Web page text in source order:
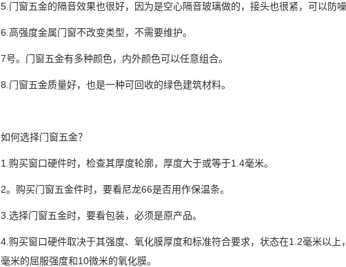
5.门窗五金的隔音效果也很好，因为是空心隔音玻璃做的，接头也很紧，可以防噪
6.高强度金属门窗不改变类型，不需要维护。
7号。门窗五金有多种颜色，内外颜色可以任意组合。
8.门窗五金质量好，也是一种可回收的绿色建筑材料。
如何选择门窗五金？
1.购买窗口硬件时，检查其厚度轮廓，厚度大于或等于1.4毫米。
2。购买门窗五金件时，要看尼龙66是否用作保温条。
3.选择门窗五金时，要看包装，必须是原产品。
4.购买窗口硬件取决于其强度、氧化膜厚度和标准符合要求，状态在1.2毫米以
毫米的屈服强度和10微米的氧化膜。